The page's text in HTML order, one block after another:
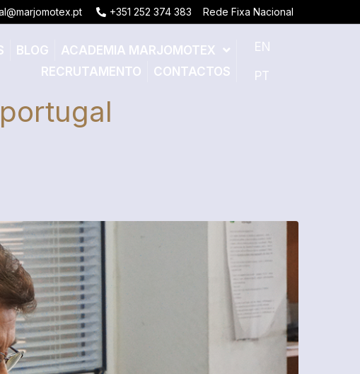
+351 252 374 383 Rede Fixa Nacional
BLOG
ACADEMIA MARJOMOTEX
RECRUTAMENTO
CONTACTOS
EN
PT